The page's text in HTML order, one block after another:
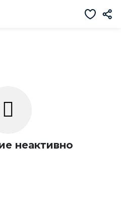
неактивно